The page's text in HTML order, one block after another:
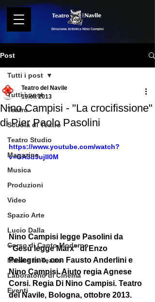
Direzione Artistica Nino Campisi
Post
Tutti i post
Teatro
Scuola di Teatro
Teatro Studio
Magazine
Musica
Produzioni
Video
Spazio Arte
Lucio Dalla
Corso di Canto Moderno
Musica in Teatro
Laboratorio di Cinema
Eventi
Tutti i post
Nino Campisi - "La crocifissione"
di Pier Paolo Pasolini
Teatro del Navile
19 ott 2013
https://www.youtube.com/watch?
v=GA3d9ujII0M
Nino Campisi legge Pasolini da
"Gesù legge Marx" di Enzo
Pellegrino, con Fausto Anderlini e
Nino Campisi. Aiuto regia Agnese
Corsi. Regia Di Nino Campisi. Teatro
del Navile, Bologna, ottobre 2013.